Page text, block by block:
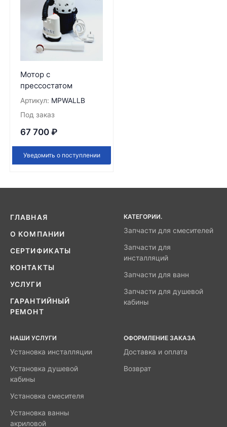
Мотор с
прессостатом
Артикул: MPWALLB
Под заказ
67 700 ₽
Уведомить о поступлении
ГЛАВНАЯ
О КОМПАНИИ
СЕРТИФИКАТЫ
КОНТАКТЫ
УСЛУГИ
ГАРАНТИЙНЫЙ
РЕМОНТ
КАТЕГОРИИ.
Запчасти для смесителей
Запчасти для
инсталляций
Запчасти для ванн
Запчасти для душевой
кабины
НАШИ УСЛУГИ
Установка инсталляции
Установка душевой
кабины
Установка смесителя
Установка ванны
акриловой
ОФОРМЛЕНИЕ ЗАКАЗА
Доставка и оплата
Возврат